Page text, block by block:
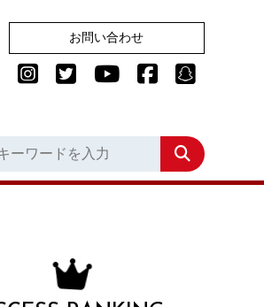
お問い合わせ